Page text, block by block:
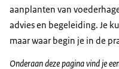
aanplanten van
advies en begeleiding. Je
maar waar begin je in de
Onderaan deze pagina vind je